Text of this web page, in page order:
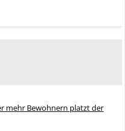
mehr Bewohnern platzt der